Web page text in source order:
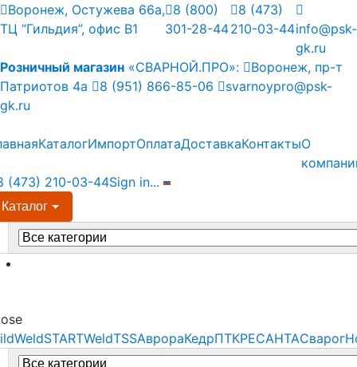
Skip
to
Skip
to
Воронеж, Остужева 66а,
ТЦ “Гильдия”, офис В1
8 (800)
301-28-44
8 (473)
210-03-44info@psk-
gk.ru
Розничный магазин «СВАРНОЙ.ПРО»:
Воронеж, пр-т
Патриотов 4а
8 (951) 866-85-06
svarnoypro@psk-
gk.ru
КаталогИмпортОплатаДоставкаКонтактыО
(473) 210-03-44Sign in...
Каталог
STARTWeldTSSАврораКедрПТКРЕСАНТАСварог